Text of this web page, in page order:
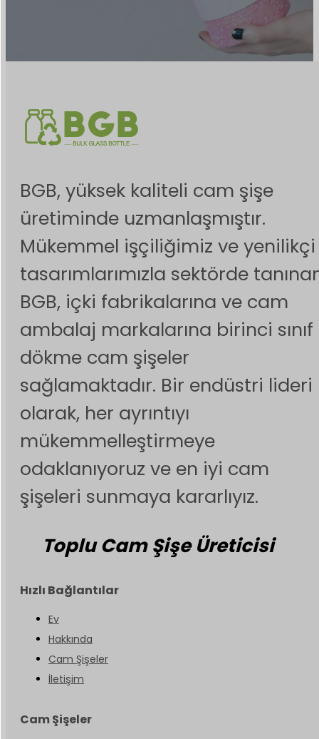
BGB, yüksek kaliteli cam şişe
üretiminde uzmanlaşmıştır.
Mükemmel işçiliğimiz ve yenilikçi
tasarımlarımızla sektörde
BGB, içki fabrikalarına ve cam
ambalaj markalarına birinci sınıf
dökme cam şişeler
sağlamaktadır. Bir endüstri lideri
olarak, her ayrıntıyı
mükemmelleştirmeye
odaklanıyoruz ve en iyi cam
şişeleri sunmaya kararlıyız.
Toplu Cam Şişe Üreticisi
Hızlı Bağlantılar
Ev
Hakkında
Cam Şişeler
İletişim
Cam Şişeler